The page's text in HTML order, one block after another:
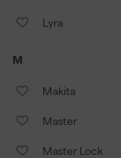
Lyra
M
Makita
Master
Master Lock